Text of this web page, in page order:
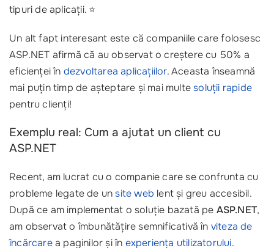
tipuri de aplicații. ⭐
Un alt fapt interesant este că companiile care folosesc
ASP.NET afirmă că au observat o creștere cu 50% a
eficienței în dezvoltarea aplicațiilor. Aceasta înseamnă
mai puțin timp de așteptare și mai multesoluții rapide
pentru clienți!
Exemplu real: Cum a ajutat un client cu
ASP.NET
Recent, am lucrat cu o companie care se confrunta cu
probleme legate de unsite web lent și greu accesibil.
După ce am implementat o soluție bazată pe ASP.NET,
am observat o îmbunătățire semnificativă în viteza de
încărcarea paginilor și în experiența utilizatorului.